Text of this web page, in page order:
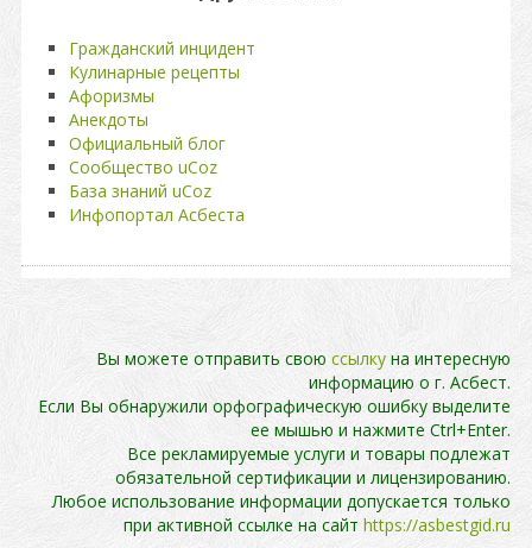
Гражданский инцидент
Кулинарные рецепты
Афоризмы
Анекдоты
Официальный блог
Сообщество uCoz
База знаний uCoz
Инфопортал Асбеста
Вы можете отправить свою ссылку на интересную
информацию о г. Асбест.
Если Вы обнаружили орфографическую ошибку выделите
ее мышью и нажмите Ctrl+Enter.
Все рекламируемые услуги и товары подлежат
обязательной сертификации и лицензированию.
Любое использование информации допускается только
при активной ссылке на сайт https://asbestgid.ru